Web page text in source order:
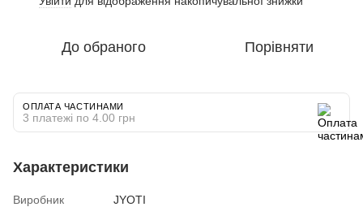
До обраного Порівняти
ОПЛАТА ЧАСТИНАМИ
3 платежі по 4.00 грн
Характеристики
Виробник JYOTI